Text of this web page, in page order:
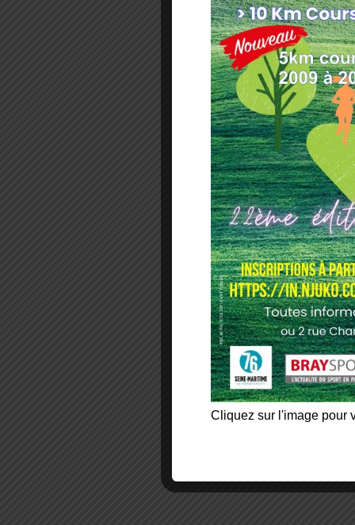
Cliquez sur l'image pour